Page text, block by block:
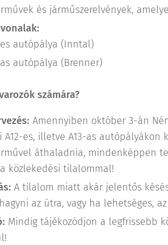
és járműszerelvények,
es autópálya (Inntal)
as autópálya (Brenner)
számára?
Amennyiben október 3-án
A12-es, illetve A13-as
áthaladnia, mindenképpen
közlekedési tilalommal!
A tilalom miatt akár jelentős
az útra, vagy ha lehetséges,
Mindig tájékozódjon a legfrissebb